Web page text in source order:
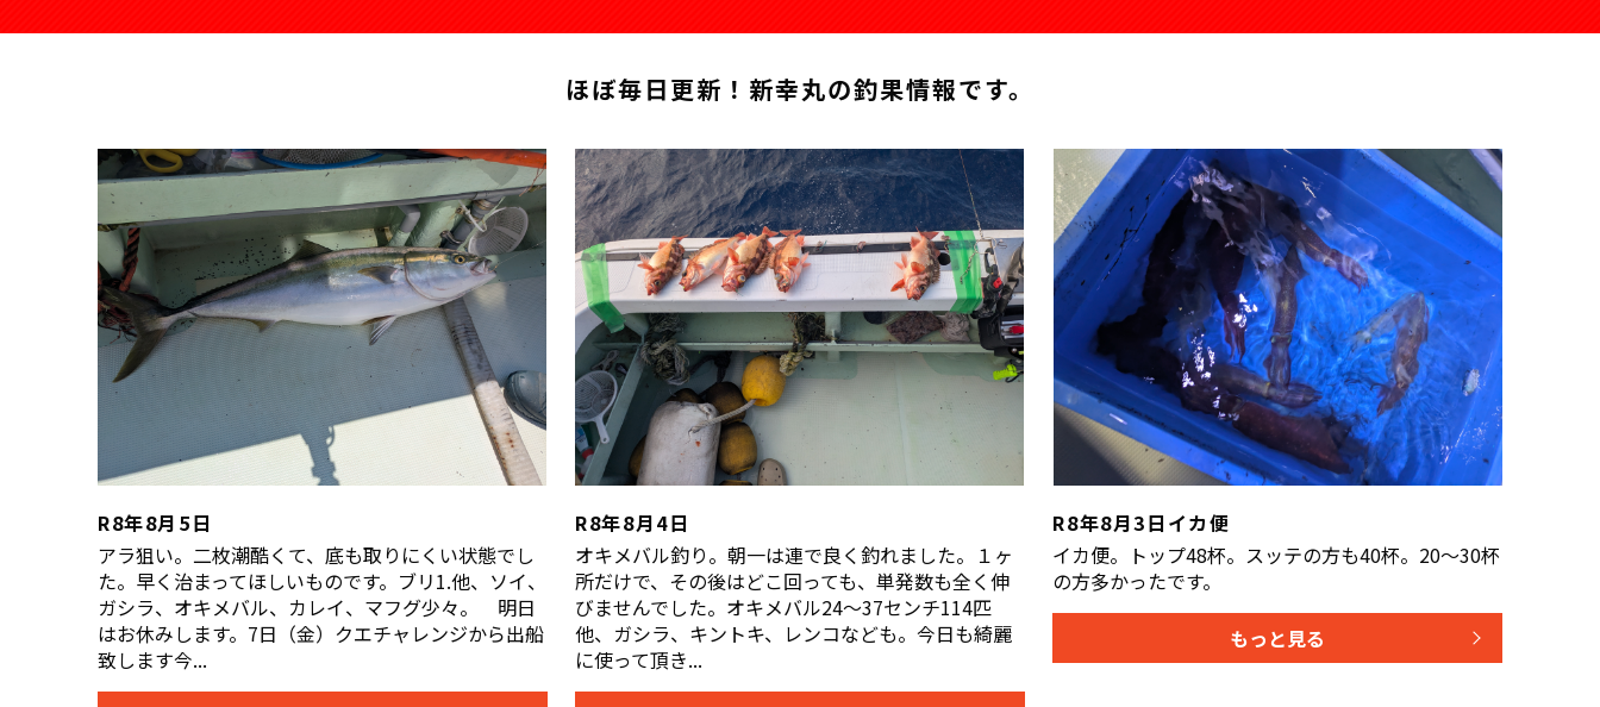
ほぼ毎日更新！新幸丸の釣果情報です。
R8年8月5日
アラ狙い。二枚潮酷くて、底も取りにくい状態でし
た。早く治まってほしいものです。ブリ1.他、ソイ、
ガシラ、オキメバル、カレイ、マフグ少々。 明日
はお休みします。7日（金）クエチャレンジから出船
致します今...
R8年8月4日
オキメバル釣り。朝一は連で良く釣れました。１ヶ
所だけで、その後はどこ回っても、単発数も全く伸
びませんでした。オキメバル24〜37センチ114匹
他、ガシラ、キントキ、レンコなども。今日も綺麗
に使って頂き...
R8年8月3日イカ便
イカ便。トップ48杯。スッテの方も40杯。20〜30杯
の方多かったです。
もっと見る